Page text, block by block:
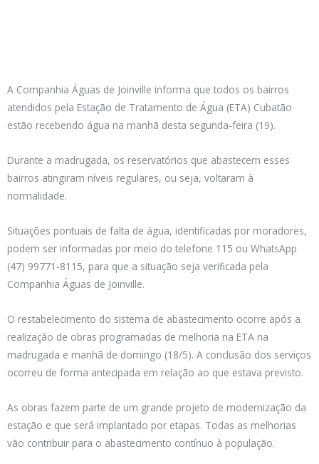
A Companhia Águas de Joinville informa que todos os bairros
atendidos pela Estação de Tratamento de Água (ETA) Cubatão
estão recebendo água na manhã desta segunda-feira (19).
Durante a madrugada, os reservatórios que abastecem esses
bairros atingiram níveis regulares, ou seja, voltaram à
normalidade.
Situações pontuais de falta de água, identificadas por moradores,
podem ser informadas por meio do telefone 115 ou WhatsApp
(47) 99771-8115, para que a situação seja verificada pela
Companhia Águas de Joinville.
O restabelecimento do sistema de abastecimento ocorre após a
realização de obras programadas de melhoria na ETA na
madrugada e manhã de domingo (18/5). A conclusão dos serviços
ocorreu de forma antecipada em relação ao que estava previsto.
As obras fazem parte de um grande projeto de modernização da
estação e que será implantado por etapas. Todas as melhorias
vão contribuir para o abastecimento contínuo à população.